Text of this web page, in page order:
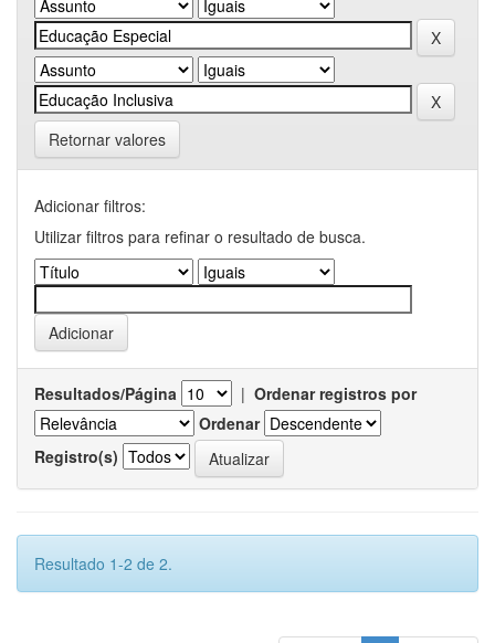
Retornar valores
Adicionar filtros:
Utilizar filtros para refinar o resultado de busca.
Resultados/Página | Ordenar registros por
Ordenar
Registro(s)
Resultado 1-2 de 2.